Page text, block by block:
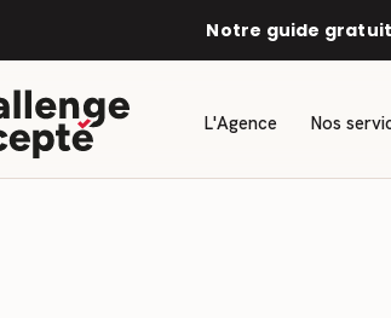
Notre guide gratuit
L'Agence Nos